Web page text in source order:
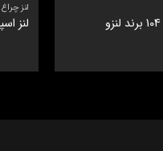
لنز
لنز